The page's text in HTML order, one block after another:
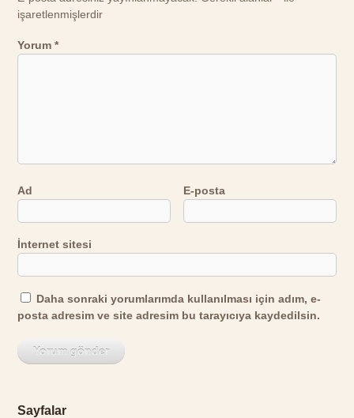
işaretlenmişlerdir
Yorum*
Ad E-posta
İnternet sitesi
Daha sonraki yorumlarımda kullanılması için adım, e-
posta adresim ve site adresim bu tarayıcıya kaydedilsin.
Sayfalar